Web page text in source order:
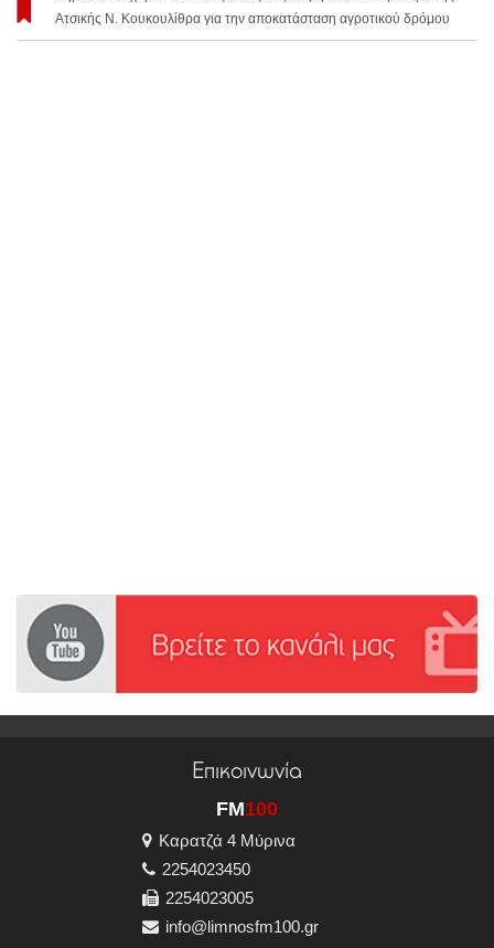
Ατσικής Ν. Κουκουλίθρα για την αποκατάσταση αγροτικού δρόμου
Επικοινωνία
FM100
Καρατζά 4 Μύρινα
2254023450
2254023005
info@limnosfm100.gr